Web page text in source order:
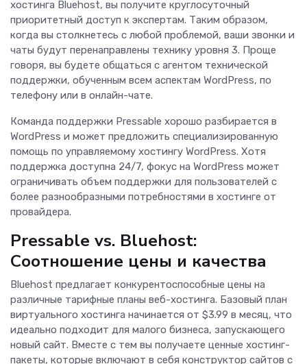
хостинга Bluehost, вы получите круглосуточный
приоритетный доступ к экспертам. Таким образом,
когда вы столкнетесь с любой проблемой, ваши звонки и
чаты будут перенаправлены технику уровня 3. Проще
говоря, вы будете общаться с агентом технической
поддержки, обученным всем аспектам WordPress, по
телефону или в онлайн-чате.
Команда поддержки Pressable хорошо разбирается в
WordPress и может предложить специализированную
помощь по управляемому хостингу WordPress. Хотя
поддержка доступна 24/7, фокус на WordPress может
ограничивать объем поддержки для пользователей с
более разнообразными потребностями в хостинге от
провайдера.
Pressable vs. Bluehost:
Соотношение цены и качества
Bluehost предлагает конкурентоспособные цены на
различные тарифные планы веб-хостинга. Базовый план
виртуального хостинга начинается от $3.99 в месяц, что
идеально подходит для малого бизнеса, запускающего
новый сайт. Вместе с тем вы получаете ценные хостинг-
пакеты, которые включают в себя конструктор сайтов с